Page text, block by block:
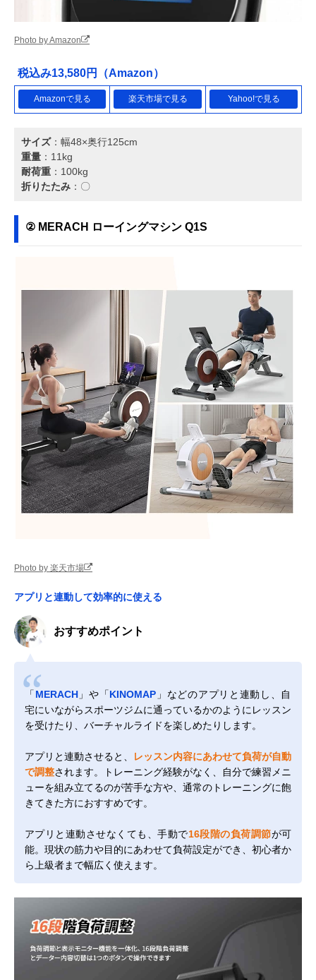
Photo by Amazon
税込み13,580円（Amazon）
Amazonで見る 楽天市場で見る Yahoo!で見る
サイズ：幅48×奥行125cm
重量 ：11kg
耐荷重 ：100kg
折りたたみ ：〇
② MERACH ローイングマシン Q1S
Photo by 楽天市場
アプリと連動して効率的に使える
おすすめポイント
「 MERACH」や「KINOMAP 」などのアプリと連動し、自
宅にいながらスポーツジムに通っているかのようにレッスン
を受けたり、バーチャルライドを楽しめたりします。
アプリと連動させると、
レッスン内容にあわせて負荷が自動
で調整されます。トレーニング経験がなく、自分で練習メニ
ューを組み立てるのが苦手な方や、通常のトレーニングに飽
きてきた方におすすめです。
アプリと連動させなくても、手動で16段階の負荷調節が可
能。現状の筋力や目的にあわせて負荷設定ができ、初心者か
ら上級者まで幅広く使えます。